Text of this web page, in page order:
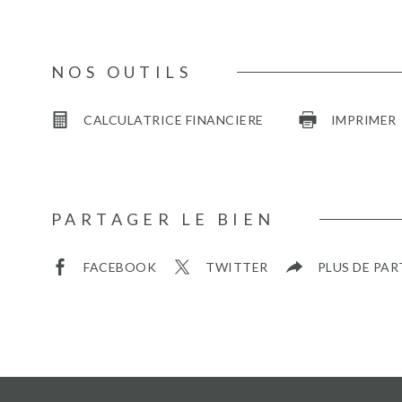
NOS OUTILS
CALCULATRICE FINANCIERE IMPRIMER
PARTAGER LE BIEN
FACEBOOK TWITTER PLUS DE